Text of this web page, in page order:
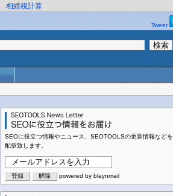
相続税計算
Tweet
SEOに役立つ情報やニュース、SEOTOOLSの更新情報などを
配信致します。
powered by blaynmail